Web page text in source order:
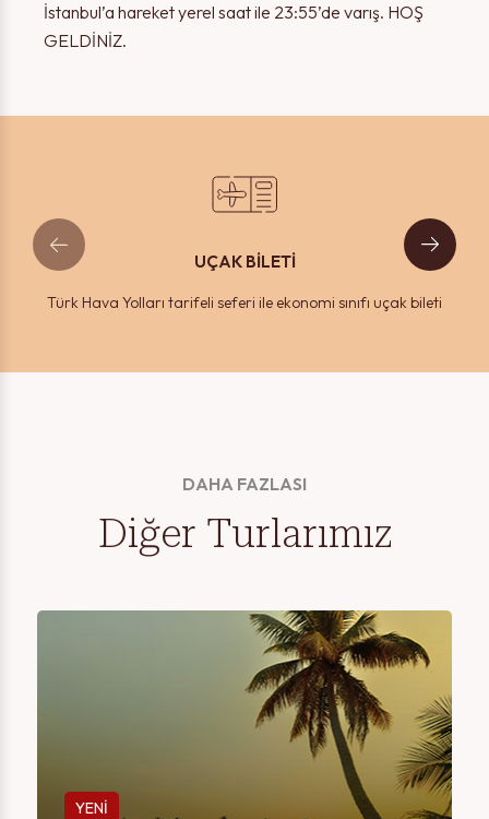
İstanbul’a hareket yerel saat ile 23:55’de varış. HOŞ
GELDİNİZ.
UÇAK BİLETİ
Türk Hava Yolları tarifeli seferi ile ekonomi sınıfı uçak bileti
DAHA FAZLASI
Diğer Turlarımız
YENİ